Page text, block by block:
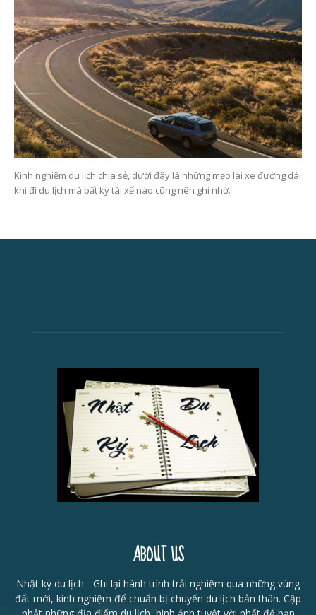
Kinh nghiệm du lịch chia sẻ, dưới đây là những mẹo lái xe đường dài
khi đi du lịch mà bất kỳ tài xế nào cũng nên ghi nhớ.
ABOUT US
Nhật ký du lịch - Ghi lại hành trình trải nghiệm qua những vùng
đất mới, kinh nghiệm để chuẩn bị chuyến du lịch bản thân. Cập